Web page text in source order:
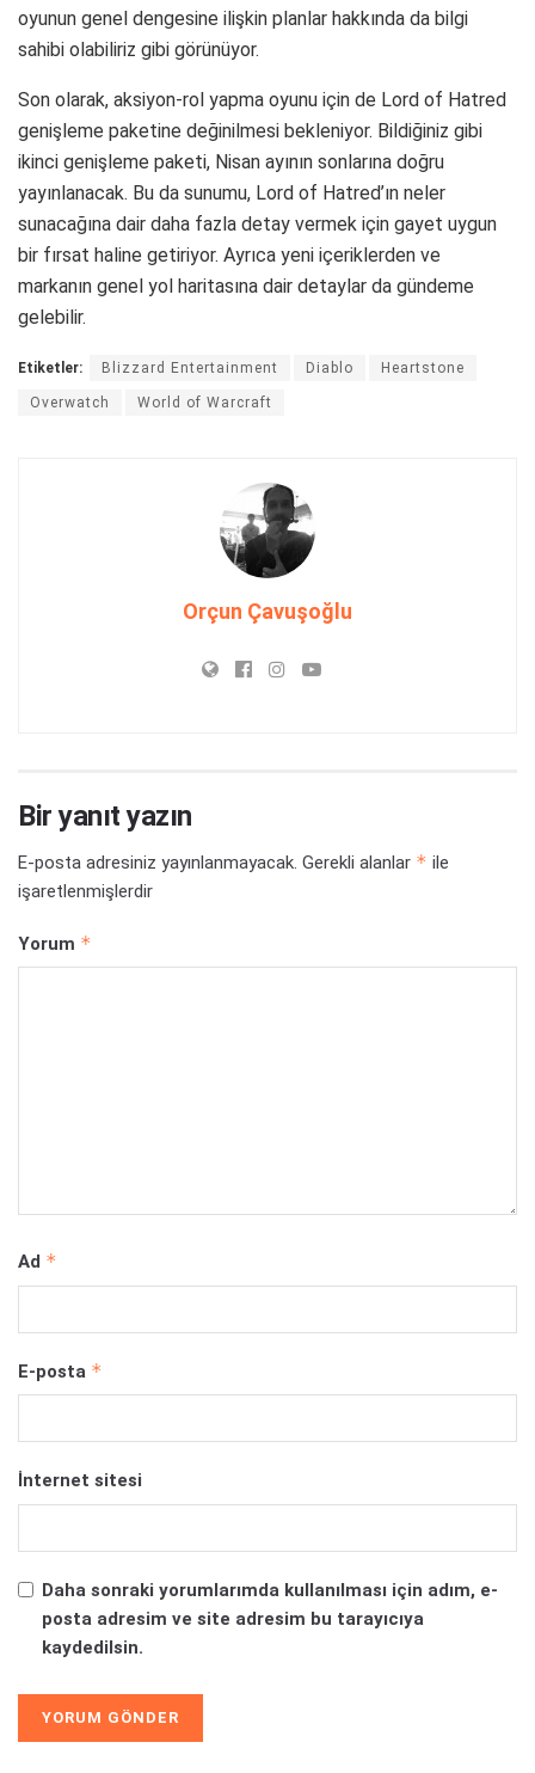
oyunun genel dengesine ilişkin planlar hakkında da bilgi
sahibi olabiliriz gibi görünüyor.
Son olarak, aksiyon-rol yapma oyunu için de Lord of Hatred
genişleme paketine değinilmesi bekleniyor. Bildiğiniz gibi
ikinci genişleme paketi, Nisan ayının sonlarına doğru
yayınlanacak. Bu da sunumu, Lord of Hatred’ın neler
sunacağına dair daha fazla detay vermek için gayet uygun
bir fırsat haline getiriyor. Ayrıca yeni içeriklerden ve
markanın genel yol haritasına dair detaylar da gündeme
gelebilir.
Etiketler: Blizzard Entertainment Diablo Heartstone
Overwatch World of Warcraft
Orçun Çavuşoğlu
Bir yanıt yazın
E-posta adresiniz yayınlanmayacak. Gerekli alanlar * ile
işaretlenmişlerdir
Yorum *
Ad *
E-posta *
İnternet sitesi
Daha sonraki yorumlarımda kullanılması için adım, e-
posta adresim ve site adresim bu tarayıcıya
kaydedilsin.